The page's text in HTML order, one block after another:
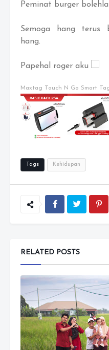
Peminat burger
Semoga hang terus
hang.
Papehal roger aku
Maxtag Touch N Go Smart
Tags Kehidupan
RELATED POSTS